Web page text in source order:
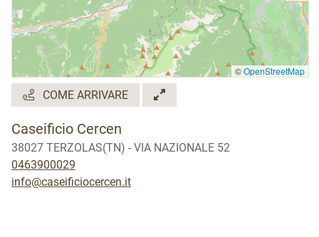
©OpenStreetMap
COME ARRIVARE
Caseificio Cercen
38027 TERZOLAS(TN) - VIA NAZIONALE 52
0463900029
info@caseificiocercen.it